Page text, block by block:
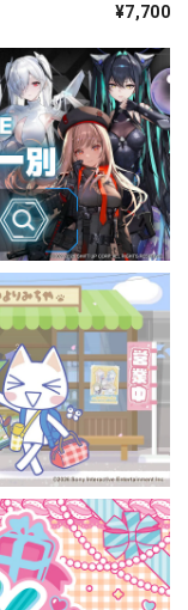
ツァヴナ･イヴ
RACING ver.
¥7,700